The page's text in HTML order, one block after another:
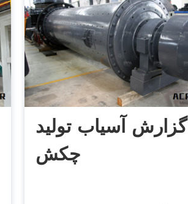
گزارش آسیاب تولید
چکش